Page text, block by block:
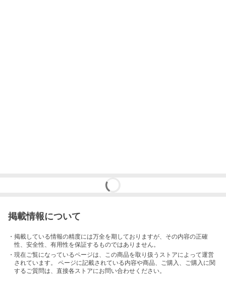
掲載情報について
・掲載している情報の精度には万全を期しておりますが、その内容の正確
性、安全性、有用性を保証するものではありません。
・現在ご覧になっているページは、この商品を取り扱うストアによって運営
されています。 ページに記載されている内容や商品、ご購入 、ご購入に関
するご質問は、直接各ストアにお問い合わせください。